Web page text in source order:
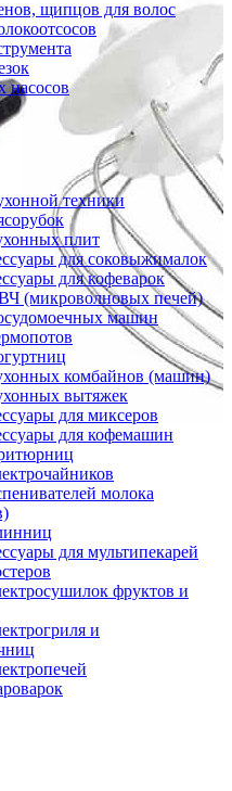
щипцов для волос
насосов
техники
плит
для соковыжималок
для кофеварок
(микроволновых печей)
машин
комбайнов (машин)
вытяжек
для миксеров
для кофемашин
молока
для мультипекарей
фруктов и
и